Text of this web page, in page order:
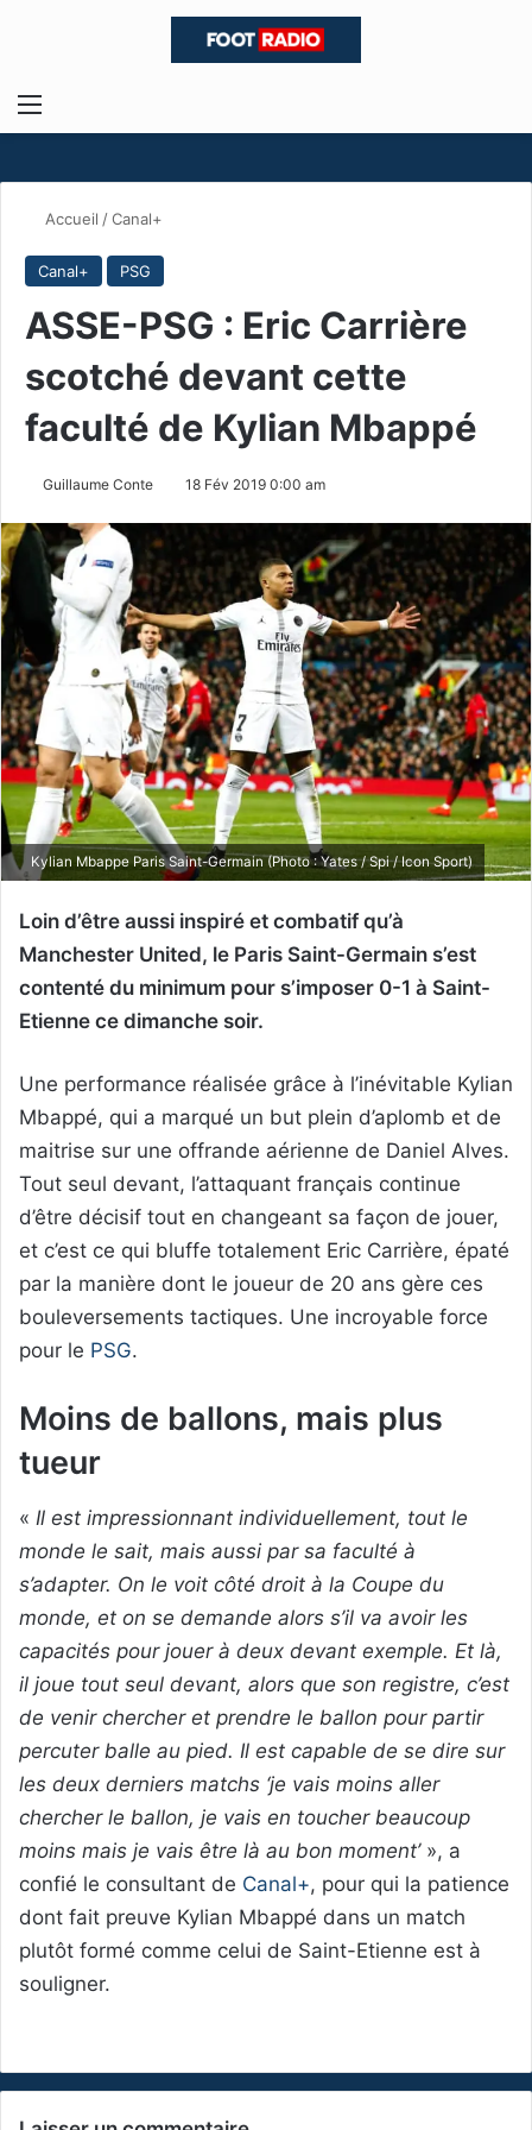
Menu
Accueil /Canal+
Canal+ PSG
ASSE-PSG : Eric Carrière
scotché devant cette
faculté de Kylian Mbappé
Guillaume Conte 18 Fév 2019 0:00 am
Kylian Mbappe Paris Saint-Germain (Photo : Yates / Spi / Icon Sport)
Loin d’être aussi inspiré et combatif qu’à
Manchester United, le Paris Saint-Germain s’est
contenté du minimum pour s’imposer 0-1 à Saint-
Etienne ce dimanche soir.
Une performance réalisée grâce à l’inévitable Kylian
Mbappé, qui a marqué un but plein d’aplomb et de
maitrise sur une offrande aérienne de Daniel Alves.
Tout seul devant, l’attaquant français continue
d’être décisif tout en changeant sa façon de jouer,
et c’est ce qui bluffe totalement Eric Carrière, épaté
par la manière dont le joueur de 20 ans gère ces
bouleversements tactiques. Une incroyable force
pour le PSG.
Moins de ballons, mais plus
tueur
« Il est impressionnant individuellement, tout le
monde le sait, mais aussi par sa faculté à
s’adapter. On le voit côté droit à la Coupe du
monde, et on se demande alors s’il va avoir les
capacités pour jouer à deux devant exemple. Et là,
il joue tout seul devant, alors que son registre, c’est
de venir chercher et prendre le ballon pour partir
percuter balle au pied. Il est capable de se dire sur
les deux derniers matchs ‘je vais moins aller
chercher le ballon, je vais en toucher beaucoup
moins mais je vais être là au bon moment’», a
confié le consultant de Canal+, pour qui la patience
dont fait preuve Kylian Mbappé dans un match
plutôt formé comme celui de Saint-Etienne est à
souligner.